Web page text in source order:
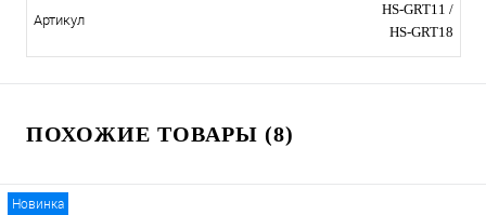
Артикул
HS-GRT11 /
HS-GRT18
ПОХОЖИЕ ТОВАРЫ (8)
Новинка